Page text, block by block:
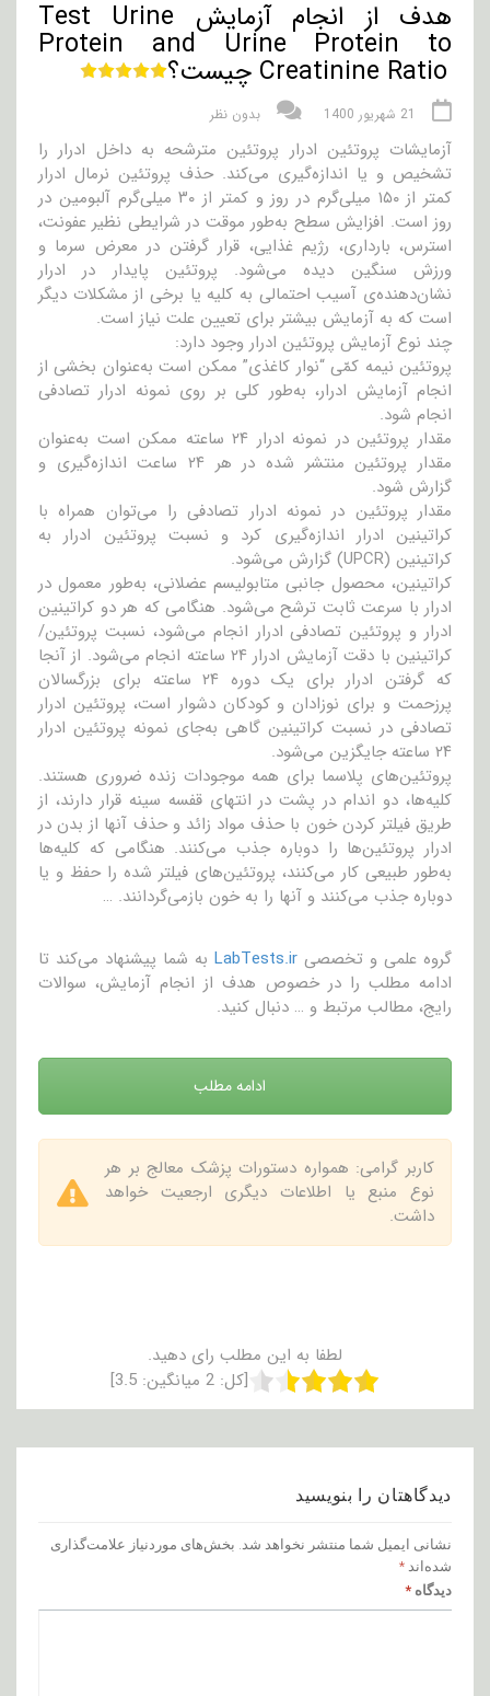
هدف از انجام آزمایش Test Urine
Protein and Urine Protein to
Creatinine Ratio چیست؟
21 شهریور 1400 بدون نظر
آزمایشات پروتئین ادرار پروتئین مترشحه به داخل ادرار را
تشخیص و یا اندازه‌گیری می‌کند. حذف پروتئین نرمال ادرار
کمتر از ۱۵۰ میلی‌گرم در روز و کمتر از ۳۰ میلی‌گرم آلبومین در
روز است. افزایش سطح به‌طور موقت در شرایطی نظیر عفونت،
استرس، بارداری، رژیم غذایی، قرار گرفتن در معرض سرما و
ورزش سنگین دیده می‌شود. پروتئین پایدار در ادرار
نشان‌دهنده‌ی آسیب احتمالی به کلیه یا برخی از مشکلات دیگر
است که به آزمایش بیشتر برای تعیین علت نیاز است.
چند نوع آزمایش پروتئین ادرار وجود دارد:
پروتئین نیمه کمّی “نوار کاغذی” ممکن است به‌عنوان بخشی از
انجام آزمایش ادرار، به‌طور کلی بر روی نمونه ادرار تصادفی
انجام شود.
مقدار پروتئین در نمونه ادرار ۲۴ ساعته ممکن است به‌عنوان
مقدار پروتئین منتشر شده در هر ۲۴ ساعت اندازه‌گیری و
گزارش شود.
مقدار پروتئین در نمونه ادرار تصادفی را می‌توان همراه با
کراتینین ادرار اندازه‌گیری کرد و نسبت پروتئین ادرار به
کراتینین (UPCR) گزارش می‌شود.
کراتینین، محصول جانبی متابولیسم عضلانی، به‌طور معمول در
ادرار با سرعت ثابت ترشح می‌شود. هنگامی که هر دو کراتینین
ادرار و پروتئین تصادفی ادرار انجام می‌شود، نسبت پروتئین/
کراتینین با دقت آزمایش ادرار ۲۴ ساعته انجام می‌شود. از آنجا
که گرفتن ادرار برای یک دوره ۲۴ ساعته برای بزرگسالان
پرزحمت و برای نوزادان و کودکان دشوار است، پروتئین ادرار
تصادفی در نسبت کراتینین گاهی به‌جای نمونه پروتئین ادرار
۲۴ ساعته جایگزین می‌شود.
پروتئین‌های پلاسما برای همه موجودات زنده ضروری هستند.
کلیه‌ها، دو اندام در پشت در انتهای قفسه سینه قرار دارند، از
طریق فیلتر کردن خون با حذف مواد زائد و حذف آنها از بدن در
ادرار پروتئین‌ها را دوباره جذب می‌کنند. هنگامی که کلیه‌ها
به‌طور طبیعی کار می‌کنند، پروتئین‌های فیلتر شده را حفظ و یا
دوباره جذب می‌کنند و آنها را به خون بازمی‌گردانند. …
گروه علمی و تخصصی LabTests.ir به شما پیشنهاد می‌کند تا
ادامه مطلب را در خصوص هدف از انجام آزمایش، سوالات
رایج، مطالب مرتبط و … دنبال کنید.
ادامه مطلب
کاربر گرامی: همواره دستورات پزشک معالج بر هر
نوع منبع یا اطلاعات دیگری ارجعیت خواهد
داشت.
لطفا به این مطلب رای دهید.
[کل: 2 میانگین: 3.5
]
دیدگاهتان را بنویسید
نشانی ایمیل شما منتشر نخواهد شد. بخش‌های موردنیاز علامت‌گذاری
شده‌اند *
دیدگاه *